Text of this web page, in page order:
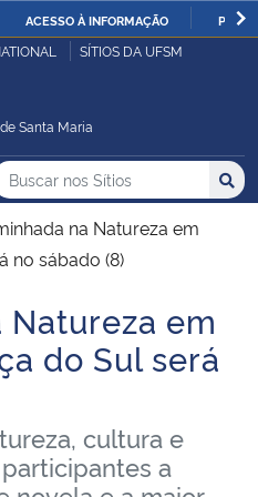
IR
ACESSO À INFORMAÇÃO
SÍTIOS DA UFSM
Santa Maria
Sítio no nos Sítios
na Natureza em
no sábado (8)
Natureza em
do Sul será
cultura e
a